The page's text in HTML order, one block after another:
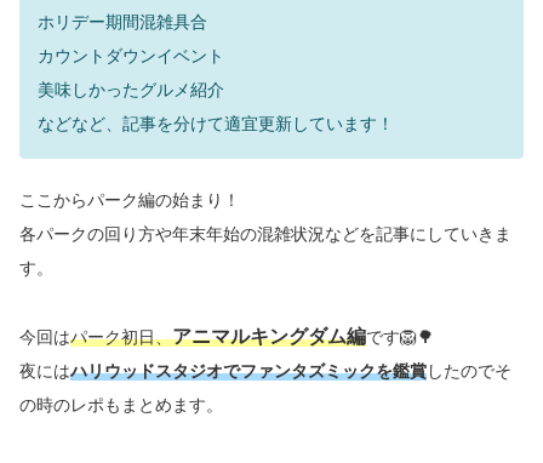
ホリデー期間混雑具合
カウントダウンイベント
美味しかったグルメ紹介
などなど、記事を分けて適宜更新しています！
ここからパーク編の始まり！
各パークの回り方や年末年始の混雑状況などを記事にしていきま
す。
今回はパーク初日、アニマルキングダム編です🦁🌳
夜にはハリウッドスタジオでファンタズミックを鑑賞したのでそ
の時のレポもまとめます。